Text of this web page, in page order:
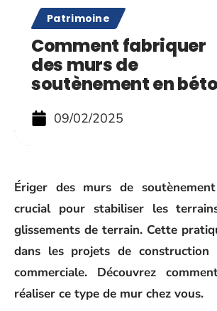
Patrimoine
Comment fabriquer
des murs de
soutènement en
09/02/2025
Ériger des murs de
crucial pour stabiliser les
glissements de terrain. Cette
dans les projets de construction
commerciale. Découvrez
réaliser ce type de mur chez vous.